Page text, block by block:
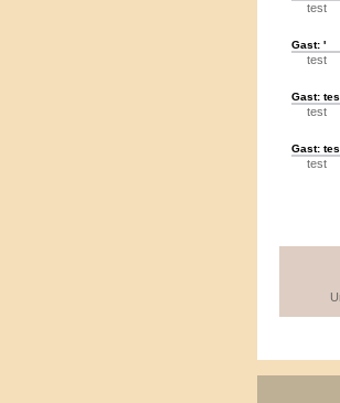
test
Gast: '
test
Gast:
test
Gast:
test